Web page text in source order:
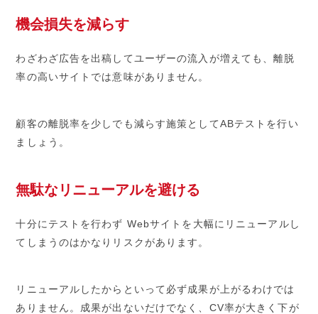
機会損失を減らす
わざわざ広告を出稿してユーザーの流入が増えても、離脱
率の高いサイトでは意味がありません。
顧客の離脱率を少しでも減らす施策としてABテストを行い
ましょう。
無駄なリニューアルを避ける
十分にテストを行わず Webサイトを大幅にリニューアルし
てしまうのはかなりリスクがあります。
リニューアルしたからといって必ず成果が上がるわけでは
ありません。成果が出ないだけでなく、CV率が大きく下が